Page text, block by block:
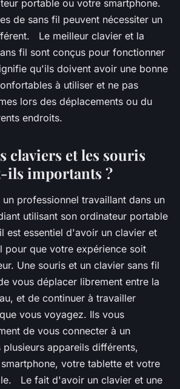
portable ou votre smartphone.
de sans fil peuvent nécessiter un
Le meilleur clavier et la
fil sont conçus pour fonctionner
qu'ils doivent avoir une bonne
à utiliser et ne pas
lors des déplacements ou du
endroits.
claviers et les souris
ils importants ?
professionnel travaillant dans un
utilisant son ordinateur portable
est essentiel d'avoir un clavier et
pour que votre expérience soit
Une souris et un clavier sans fil
vous déplacer librement entre la
et de continuer à travailler
vous voyagez. Ils vous
de vous connecter à un
appareils différents,
votre tablette et votre
Le fait d'avoir un clavier et une